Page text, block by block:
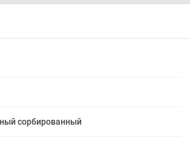
сорбированный